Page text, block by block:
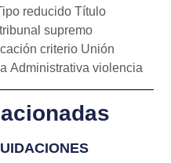
reducido Título
tribunal supremo
criterio Unión
Administrativa violencia